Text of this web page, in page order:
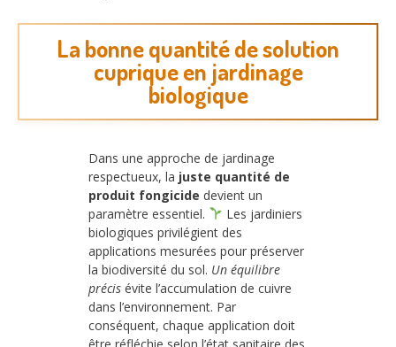
La bonne quantité de solution
cuprique en jardinage
biologique
Dans une approche de jardinage
respectueux, la juste quantité de
produit fongicide devient un
paramètre essentiel.
Les jardiniers
biologiques privilégient des
applications mesurées pour préserver
la biodiversité du sol. Un équilibre
précis évite l’accumulation de cuivre
dans l’environnement. Par
conséquent, chaque application doit